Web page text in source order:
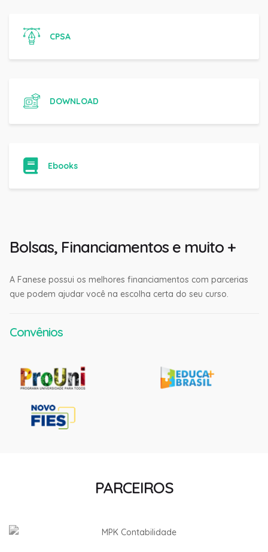
CPSA
DOWNLOAD
Ebooks
Bolsas, Financiamentos e muito +
A Fanese possui os melhores financiamentos com parcerias
que podem ajudar você na escolha certa do seu curso.
Convênios
PARCEIROS